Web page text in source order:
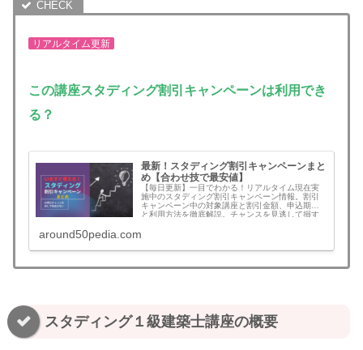
リアルタイム更新
この講座スタディング割引キャンペーンは利用でき
る？
最新！スタディング割引キャンペーンまと
め【合わせ技で最安値】
【毎日更新】一目でわかる！リアルタイム現在実
施中のスタディング割引キャンペーン情報。割引
キャンペーン中の対象講座と割引金額、申込期限
と利用方法を徹底解説。チャンスを見逃して損す
認会計士、社労士、中小企業診断士、行政書士、
者など！割引キャンペーンの年間回数と割引額目
around50pedia.com
スタディング１級建築士講座の概要